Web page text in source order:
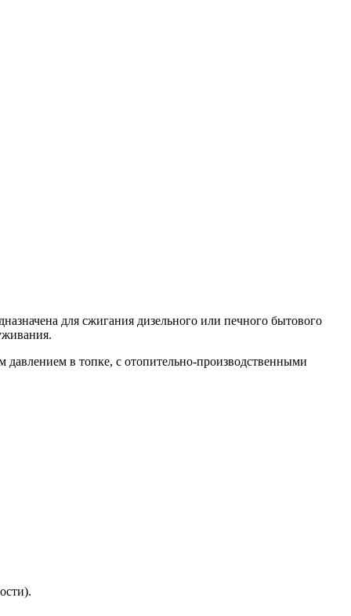
для сжигания дизельного или печного бытового
в топке, с отопительно-производственными